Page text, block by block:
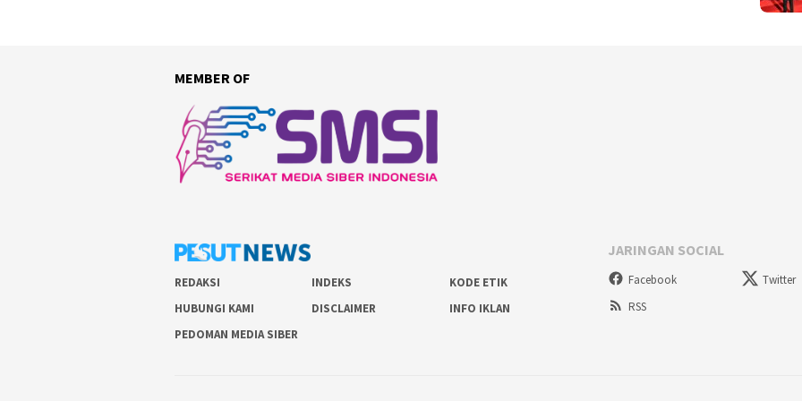
MEMBER OF
REDAKSI INDEKS
KODE ETIK
HUBUNGI KAMI
DISCLAIMER
INFO IKLAN
PEDOMAN MEDIA SIBER
JARINGAN SOCIAL
Facebook Twitter
RSS